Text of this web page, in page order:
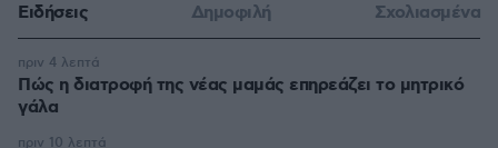
Ειδήσεις Δημοφιλή Σχολιασμένα
Πώς η διατροφή της νέας μαμάς επηρεάζει το μητρικό
γάλα
πριν 4 λεπτά
πριν 10 λεπτά